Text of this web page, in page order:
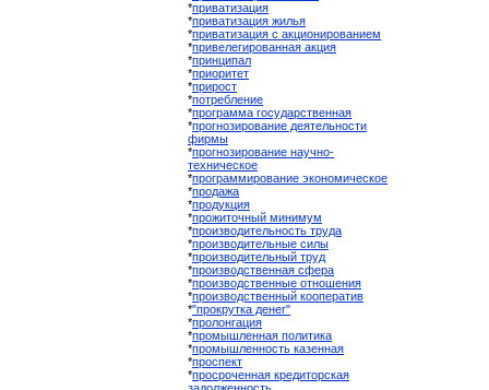
*приватизация
*приватизация жилья
*приватизация с акционированием
*привелегированная акция
*принципал
*приоритет
*прирост
*потребление
*программа государственная
*прогнозирование деятельности
фирмы
*прогнозирование научно-
техническое
*программирование экономическое
*продажа
*продукция
*прожиточный минимум
*производительность труда
*производительные силы
*производительный труд
*производственная сфера
*производственные отношения
*производственный кооператив
*"прокрутка денег"
*пролонгация
*промышленная политика
*промышленность казенная
*проспект
*просроченная кредиторская